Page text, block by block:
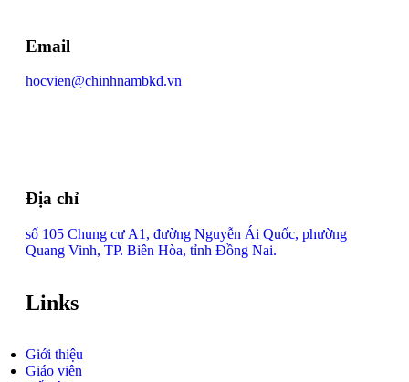
Email
hocvien@chinhnambkd.vn
Địa chỉ
số 105 Chung cư A1, đường Nguyễn Ái Quốc, phường
Quang Vinh, TP. Biên Hòa, tỉnh Đồng Nai.
Links
Giới thiệu
Giáo viên